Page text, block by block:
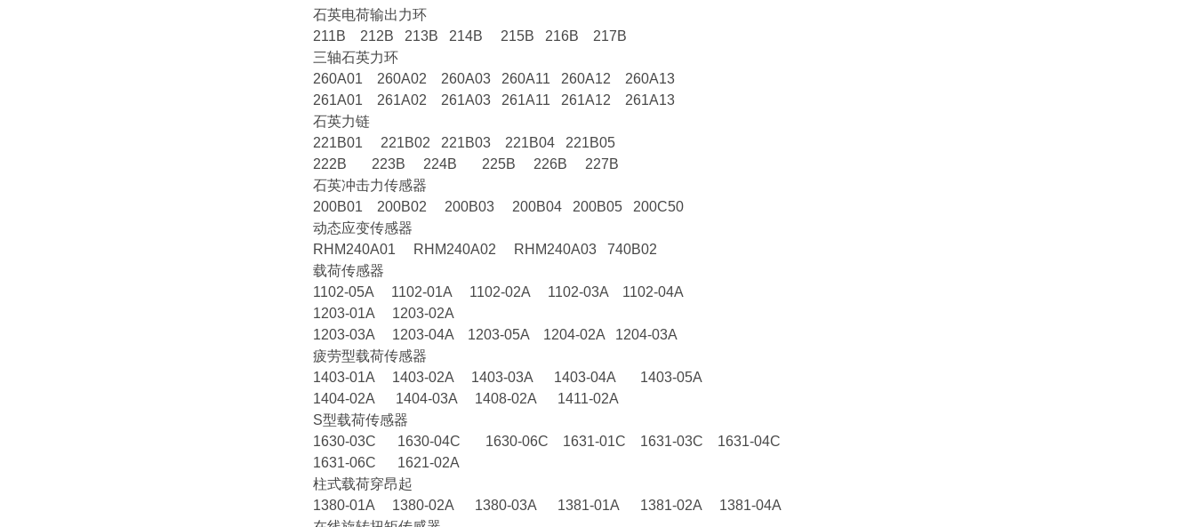
石英电荷输出力环
211B 212B 213B 214B 215B 216B 217B
三轴石英力环
260A01 260A02 260A03 260A11 260A12 260A13
261A01 261A02 261A03 261A11 261A12 261A13
石英力链
221B01 221B02 221B03 221B04 221B05
222B 223B 224B 225B 226B 227B
石英冲击力传感器
200B01 200B02 200B03 200B04 200B05 200C50
动态应变传感器
RHM240A01 RHM240A02 RHM240A03 740B02
载荷传感器
1102-05A 1102-01A 1102-02A 1102-03A 1102-04A
1203-01A 1203-02A
1203-03A 1203-04A 1203-05A 1204-02A 1204-03A
疲劳型载荷传感器
1403-01A 1403-02A 1403-03A 1403-04A 1403-05A
1404-02A 1404-03A 1408-02A 1411-02A
S型载荷传感器
1630-03C 1630-04C 1630-06C 1631-01C 1631-03C 1631-04C
1631-06C 1621-02A
柱式载荷穿昂起
1380-01A 1380-02A 1380-03A 1381-01A 1381-02A 1381-04A